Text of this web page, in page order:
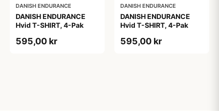
DANISH ENDURANCE
DANISH ENDURANCE
Hvid T-SHIRT, 4-Pak
595,00 kr
DANISH ENDURANCE
DANISH ENDURANCE
Hvid T-SHIRT, 4-Pak
595,00 kr